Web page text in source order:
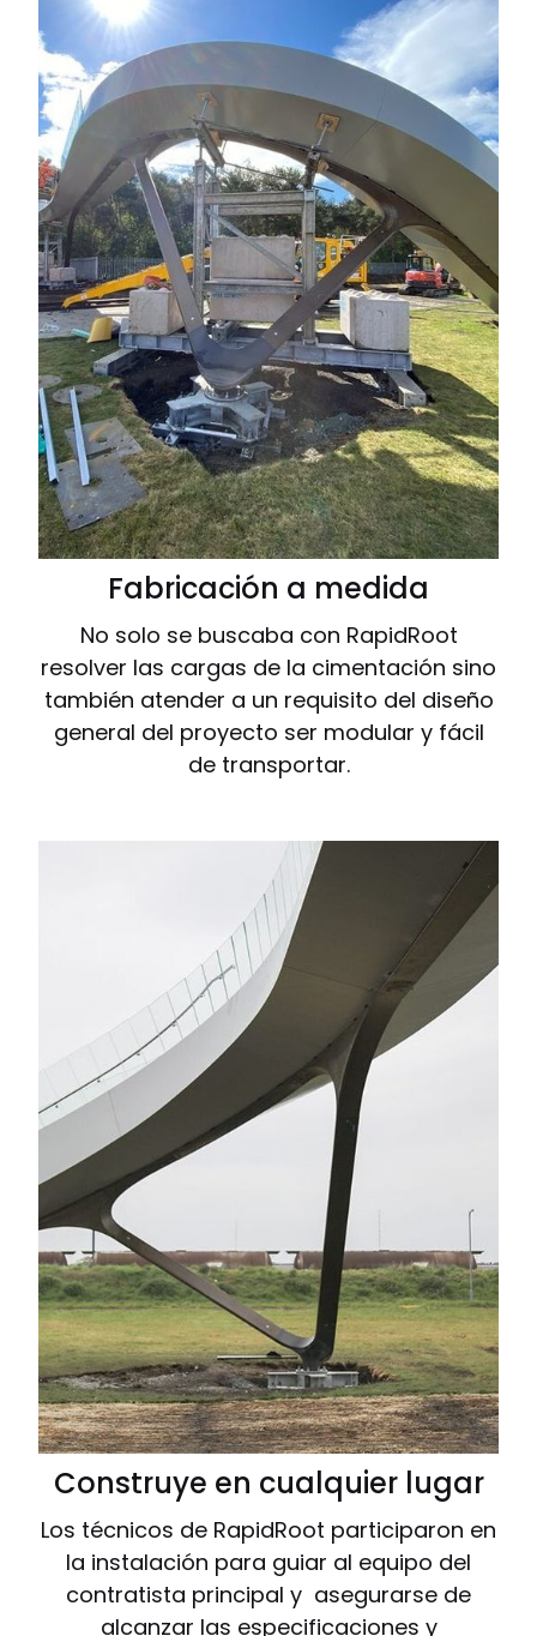
Fabricación a medida
No solo se buscaba con RapidRoot
resolver las cargas de la cimentación sino
también atender a un requisito del diseño
general del proyecto ser modular y fácil
de transportar.
Construye en cualquier lugar
Los técnicos de RapidRoot participaron en
la instalación para guiar al equipo del
contratista principal y asegurarse de
alcanzar las especificaciones y